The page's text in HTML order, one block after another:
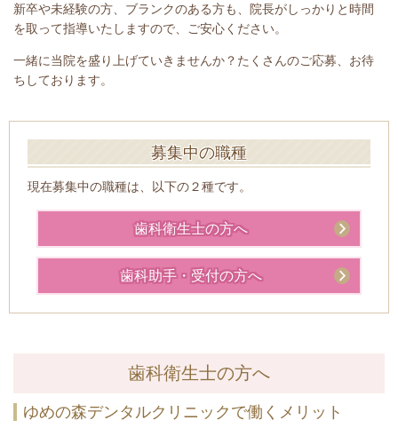
新卒や未経験の方、ブランクのある方も、院長がしっかりと時間
を取って指導いたしますので、ご安心ください。
一緒に当院を盛り上げていきませんか？たくさんのご応募、お待
ちしております。
募集中の職種
現在募集中の職種は、以下の２種です。
歯科衛生士の方へ
歯科助手・受付の方へ
歯科衛生士の方へ
ゆめの森デンタルクリニックで働くメリット